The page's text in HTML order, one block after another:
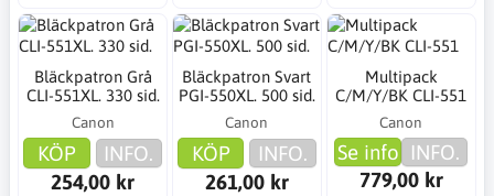
Bläckpatron Grå
CLI-551XL. 330 sid.
Canon
KÖP
INFO.
254,00 kr
Bläckpatron Svart
PGI-550XL. 500 sid.
Canon
KÖP
INFO.
261,00 kr
Multipack
C/M/Y/BK CLI-551
Canon
Se info INFO.
779,00 kr